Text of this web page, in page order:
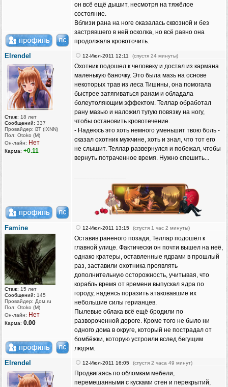
он всё ещё дышит, несмотря на тяжёлое
состояние.
Вблизи рана на ноге оказалась сквозной и без
застрявшего в ней осколка, но всё равно она
продолжала кровоточить.
Elrendel
Стаж: 18 лет
Сообщений: 337
Провайдер: ВТ (IXNN)
Пол: Otoko (M)
Он-лайн: Нет
Карма: +0.11
12-Июл-2011 12:11 (спустя 24 минуты)
Охотник подошел к человеку и достал из кармана
маленькую баночку. Это была мазь на основе
некоторых трав из леса Тишины, она помогала
быстрее затягиваться ранам и обладала
болеутоляющим эффектом. Теллар обработал
рану мазью и наложил тугую повязку на ногу,
чтобы остановить кровотечение.
- Надеюсь это хоть немного уменьшит твою боль -
сказал охотник мужчине, хоть и знал, что тот его
не слышит. Теллар развернулся и побежал, чтобы
вернуть потраченное время. Нужно спешить...
Famine
Стаж: 15 лет
Сообщений: 145
Провайдер: Дом.ru
Пол: Otoko (M)
Он-лайн: Нет
Карма: 0.00
12-Июл-2011 13:15 (спустя 1 час 2 минуты)
Оставив раненого позади, Теллар подошёл к
главной улице. Фактически он почти вышел на неё,
однако кратеры, оставленные ядрами в прошлый
раз, заставили охотника проявлять
дополнительную осторожность, учитывая, что
корабль время от времени выпускал ядра по
городу, надеясь поразить атаковавшие их
небольшие силы герианцев.
Пылевые облака всё ещё бродили по
развороченной дороге. Кроме того не было ни
одного дома в округе, который не пострадал от
бомбёжки, которую устроили вслед бегущим
людям.
Elrendel 12-Июл-2011 16:05 (спустя 2 часа 49 минут)
Продвигаясь по обломкам мебели,
перемешанными с кусками стен и перекрытий,